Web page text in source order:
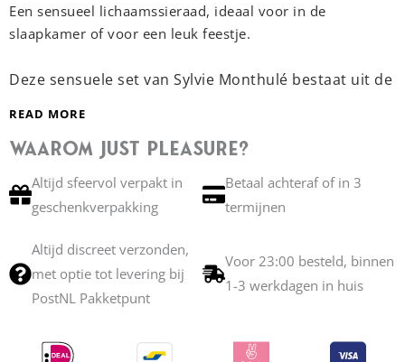
Een sensueel lichaamssieraad, ideaal voor in de
slaapkamer of voor een leuk feestje.
Deze sensuele set van Sylvie Monthulé bestaat uit de
G-string ” Kiss Me “
Oorbellen ” Lovely Kisses “
rondingen. Een knipoog naar die sensuele kussen op je
zoete lippen!
Met de hand gemaakt in Frankrijk
READ MORE
Waarom Just Pleasure?
Altijd sfeervol verpakt in
geschenkverpakking
Betaal achteraf of in 3
termijnen
Altijd discreet verzonden,
met optie tot levering bij
PostNL Pakketpunt
Voor 23:00 besteld, binnen
1-3 werkdagen in huis